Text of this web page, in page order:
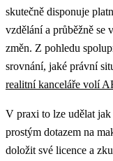
skutečně disponuje
vzdělání a průběžně se
změn. Z pohledu
srovnání, jaké právní
realitní kanceláře volí
V praxi to lze udělat
prostým dotazem na
doložit své licence a